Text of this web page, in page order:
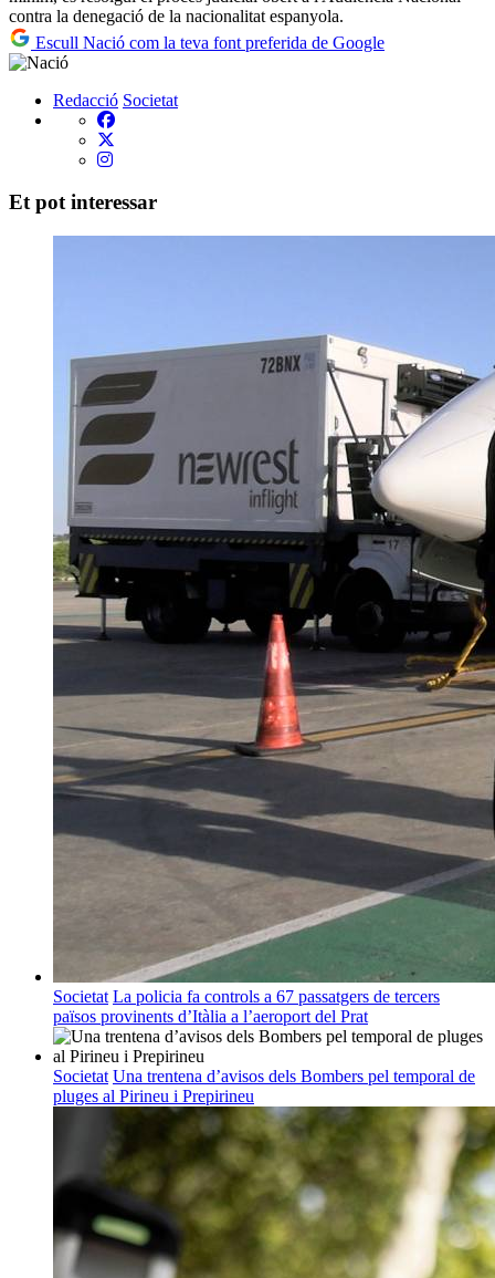
contra la denegació de la nacionalitat espanyola.
Escull Nació com la teva font preferida de Google
Redacció Societat
Et pot interessar
Societat La policia fa controls a 67 passatgers de tercers
països provinents d’Itàlia a l’aeroport del Prat
Societat Una trentena d’avisos dels Bombers pel temporal de
pluges al Pirineu i Prepirineu